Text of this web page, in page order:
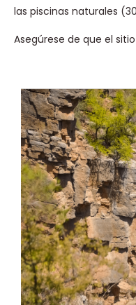
las piscinas naturales
Asegúrese de que el